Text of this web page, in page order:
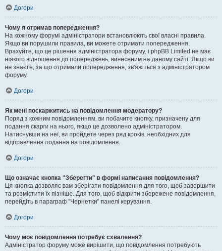
Догори
Чому я отримав попередження?
На кожному форумі адміністратори встановлюють свої власні правила.
Якщо ви порушили правила, ви можете отримати попередження.
Врахуйте, що це рішення адміністратора форуму, і phpBB Limited не має
ніякого відношення до попереджень, винесеним на даному сайті. Якщо ви
не знаєте, за що отримали попередження, зв'яжіться з адміністратором
форуму.
Догори
Як мені поскаржитись на повідомлення модератору?
Поряд з кожним повідомленням, ви побачите кнопку, призначену для
подання скарги на нього, якщо це дозволено адміністратором.
Натиснувши на неї, ви пройдете через ряд кроків, необхідних для
відправлення подання на повідомлення.
Догори
Що означає кнопка "Зберегти" в формі написання повідомлення?
Ця кнопка дозволяє вам зберігати повідомлення для того, щоб завершити
та розмістити їх пізніше. Для того, щоб відкрити збережене повідомлення,
перейдіть в параграф "Чернетки" панелі керування.
Догори
Чому моє повідомлення потребує схвалення?
Адміністратор форуму може вирішити, що повідомлення потребують